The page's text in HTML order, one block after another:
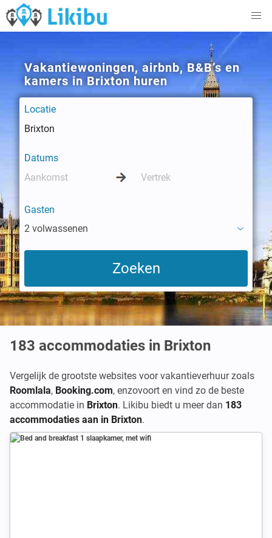
Vakantiewoningen, airbnb, B&B’s en
kamers in Brixton huren
Locatie
Datums
Gasten
2 volwassenen
183 accommodaties in Brixton
Vergelijk de grootste websites voor vakantieverhuur zoals
Roomlala, Booking.com, enzovoort en vind zo de beste
accommodatie in Brixton. Likibu biedt u meer dan 183
accommodaties aan in Brixton.